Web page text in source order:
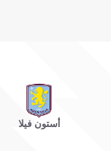
أستون فيلا